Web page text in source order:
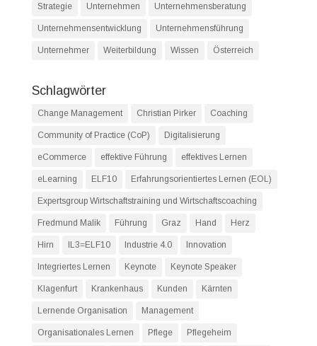
Strategie Unternehmen Unternehmensberatung
Unternehmensentwicklung Unternehmensführung
Unternehmer Weiterbildung Wissen Österreich
Schlagwörter
Change Management Christian Pirker Coaching
Community of Practice (CoP) Digitalisierung
eCommerce effektive Führung effektives Lernen
eLearning ELF10 Erfahrungsorientiertes Lernen (EOL)
Expertsgroup Wirtschaftstraining und Wirtschaftscoaching
Fredmund Malik Führung Graz Hand Herz
Hirn IL3=ELF10 Industrie 4.0 Innovation
Integriertes Lernen Keynote Keynote Speaker
Klagenfurt Krankenhaus Kunden Kärnten
Lernende Organisation Management
Organisationales Lernen Pflege Pflegeheim